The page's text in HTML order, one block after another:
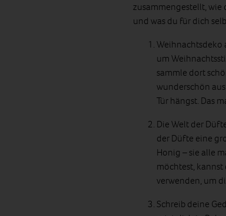
zusammengestellt,
und was du für dich
Weihnachtsdeko
um
sammle dort
wunderschön
Tür hängst. Das
Die Welt der
der Düfte eine
Honig – sie alle
möchtest,
verwenden, um
Schreib deine